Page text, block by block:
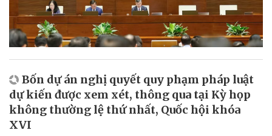
Bốn dự án nghị quyết quy phạm pháp luật
dự kiến được xem xét, thông qua tại Kỳ họp
không thường lệ thứ nhất, Quốc hội khóa
XVI